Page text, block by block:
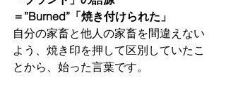
＝”Burned”「焼き付けられた」
自分の家畜と他人の家畜を間違えない
よう、焼き印を押して区別していたこ
とから、始った言葉です。